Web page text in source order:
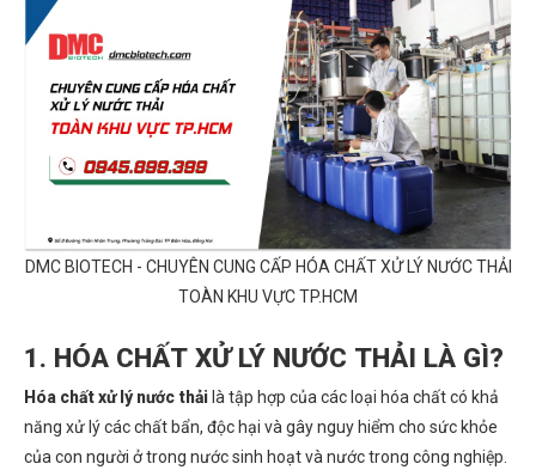
DMC BIOTECH - CHUYÊN CUNG CẤP HÓA CHẤT XỬ LÝ NƯỚC THẢI
TOÀN KHU VỰC TP.HCM
1. HÓA CHẤT XỬ LÝ NƯỚC THẢI LÀ GÌ?
Hóa chất xử lý nước thải là tập hợp của các loại hóa chất có khả
năng xử lý các chất bẩn, độc hại và gây nguy hiểm cho sức khỏe
của con người ở trong nước sinh hoạt và nước trong công nghiệp.